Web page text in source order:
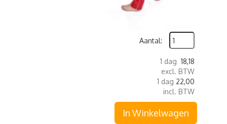
Aantal:
1 dag 18,18
excl. BTW
1 dag 22,00
incl. BTW
In Winkelwagen